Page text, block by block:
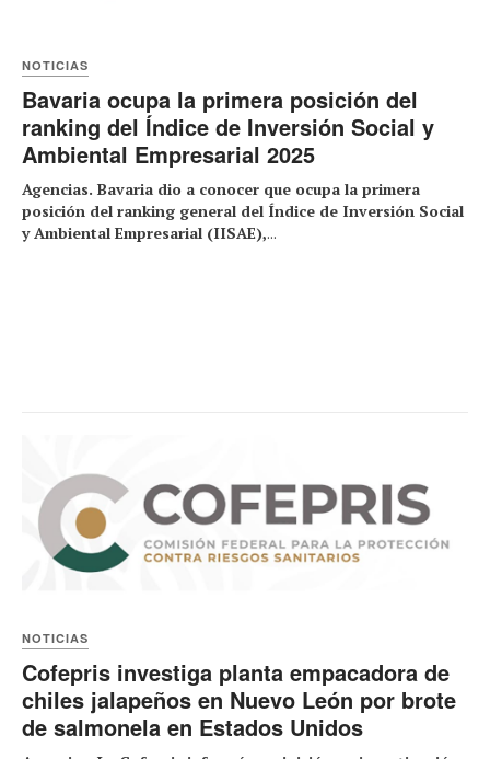
NOTICIAS
Bavaria ocupa la primera posición del
ranking del Índice de Inversión Social y
Ambiental Empresarial 2025
Agencias. Bavaria dio a conocer que ocupa la primera
posición del ranking general del Índice de Inversión Social
y Ambiental Empresarial (IISAE),...
NOTICIAS
Cofepris investiga planta empacadora de
chiles jalapeños en Nuevo León por brote
de salmonela en Estados Unidos